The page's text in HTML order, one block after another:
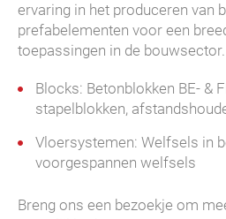
ervaring in het produceren van
prefabelementen voor een
toepassingen in de bouwsector.
Blocks: Betonblokken BE- &
stapelblokken,
Vloersystemen: Welfsels in
voorgespannen welfsels
Breng ons een bezoekje om